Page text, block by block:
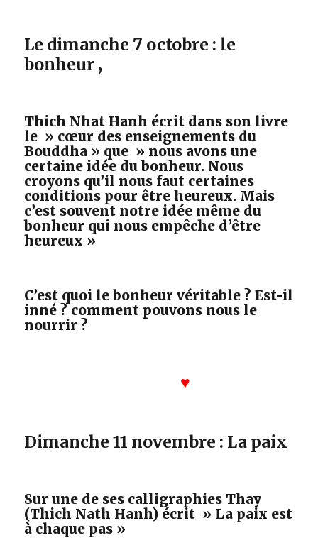
Le dimanche 7 octobre : le
bonheur ,
Thich Nhat Hanh écrit dans son livre
le » cœur des enseignements du
Bouddha » que » nous avons une
certaine idée du bonheur. Nous
croyons qu’il nous faut certaines
conditions pour être heureux. Mais
c’est souvent notre idée même du
bonheur qui nous empêche d’être
heureux »
C’est quoi le bonheur véritable ? Est-il
inné ? comment pouvons nous le
nourrir ?
♥
Dimanche 11 novembre : La paix
Sur une de ses calligraphies Thay
(Thich Nath Hanh) écrit » La paix est
à chaque pas »